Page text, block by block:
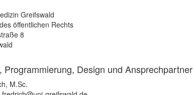
Greifswald
öffentlichen Rechts
8
Programmierung, Design und Ansprechpartner
M.Sc.